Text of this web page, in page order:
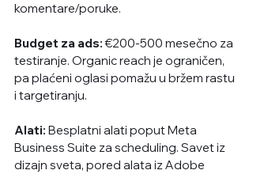
komentare/poruke.
Budget za ads: €200-500 mesečno za
testiranje. Organic reach je ograničen,
pa plaćeni oglasi pomažu u bržem rastu
i targetiranju.
Alati: Besplatni alati poput Meta
Business Suite za scheduling. Savet iz
dizajn sveta, pored alata iz Adobe